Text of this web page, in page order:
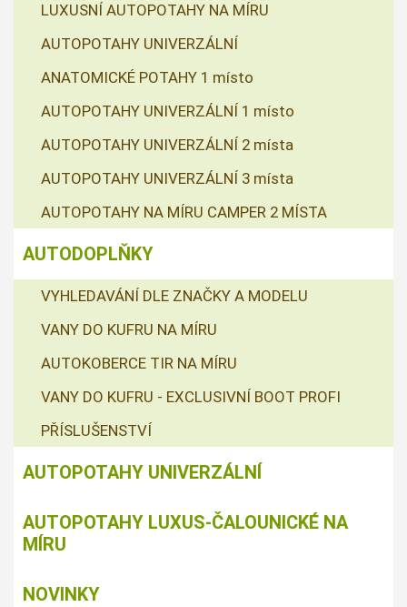
LUXUSNÍ AUTOPOTAHY NA MÍRU
AUTOPOTAHY UNIVERZÁLNÍ
ANATOMICKÉ POTAHY 1 místo
AUTOPOTAHY UNIVERZÁLNÍ 1 místo
AUTOPOTAHY UNIVERZÁLNÍ 2 místa
AUTOPOTAHY UNIVERZÁLNÍ 3 místa
AUTOPOTAHY NA MÍRU CAMPER 2 MÍSTA
AUTODOPLŇKY
VYHLEDAVÁNÍ DLE ZNAČKY A MODELU
VANY DO KUFRU NA MÍRU
AUTOKOBERCE TIR NA MÍRU
VANY DO KUFRU - EXCLUSIVNÍ BOOT PROFI
PŘÍSLUŠENSTVÍ
AUTOPOTAHY UNIVERZÁLNÍ
AUTOPOTAHY LUXUS-ČALOUNICKÉ NA
MÍRU
NOVINKY